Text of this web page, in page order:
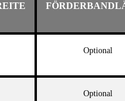
Optional
Optional